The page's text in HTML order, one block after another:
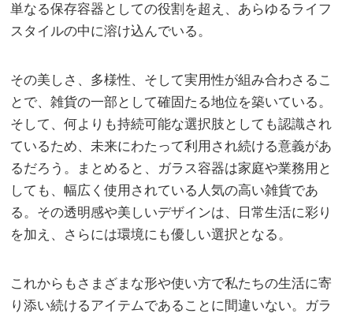
単なる保存容器としての役割を超え、あらゆるライフ
スタイルの中に溶け込んでいる。
その美しさ、多様性、そして実用性が組み合わさるこ
とで、雑貨の一部として確固たる地位を築いている。
そして、何よりも持続可能な選択肢としても認識され
ているため、未来にわたって利用され続ける意義があ
るだろう。まとめると、ガラス容器は家庭や業務用と
しても、幅広く使用されている人気の高い雑貨であ
る。その透明感や美しいデザインは、日常生活に彩り
を加え、さらには環境にも優しい選択となる。
これからもさまざまな形や使い方で私たちの生活に寄
り添い続けるアイテムであることに間違いない。ガラ